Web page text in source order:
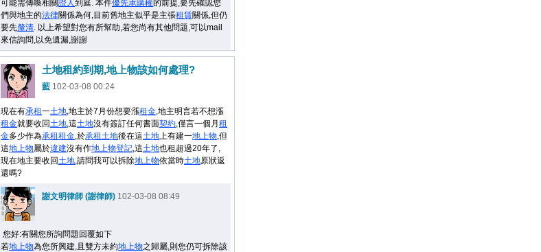
可能需傳喚相關證人到庭. 本件優先承購權的前提,要先確認您
們與地主的法律關係為何,目前舊地主似乎是主張租賃關係,但仍
要先釐清. 以上希望對您有所幫助,若您尚有其他問題,可以mail
來信詢問,以免遺漏,謝謝
土地租約到期,地上物該如何處理?
藍 102-03-08 00:24
現在有承租一土地,地主於7月份想要漲租金,地主明言若不想漲
租金就要收回土地,這土地沒有簽訂任何書面契約,僅言一個月 租
金多少作為承租租金,於承租土地後在這土地上有建一地上物,但
這地上物屬於違建沒有作地上物登記,這土地也租超過20年了,
現在地主要收回土地,請問我可以拆除地上物依當時土地原狀返
還嗎?
謝文明律師 (謝律師) 102-03-08 08:49
您好:有關您所詢問題回覆如下
若地上物為您所興建,且雙方未約地上物之歸屬,則您仍可拆除該